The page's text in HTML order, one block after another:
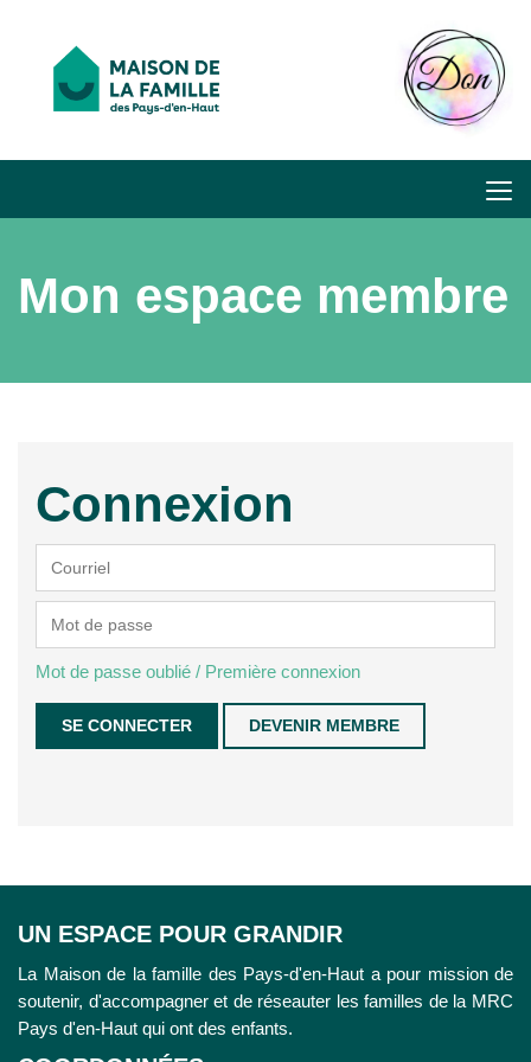
Mon espace membre
Connexion
Mot de passe oublié / Première connexion
DEVENIR MEMBRE
UN ESPACE POUR GRANDIR
La Maison de la famille des Pays-d'en-Haut a pour mission de
soutenir, d'accompagner et de réseauter les familles de la MRC
Pays d'en-Haut qui ont des enfants.